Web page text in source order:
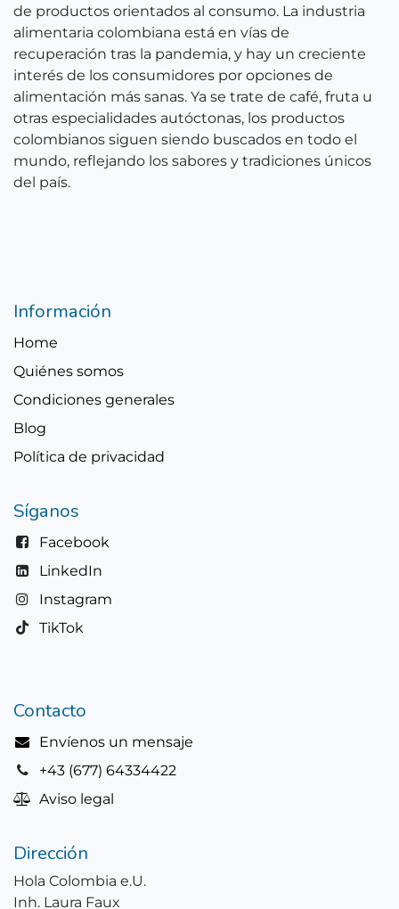
de productos orientados al consumo. La industria
alimentaria colombiana está en vías de
recuperación tras la pandemia, y hay un creciente
interés de los consumidores por opciones de
alimentación más sanas. Ya se trate de café, fruta u
otras especialidades autóctonas, los productos
colombianos siguen siendo buscados en todo el
mundo, reflejando los sabores y tradiciones únicos
del país.
Información
Home
Quiénes somos
Condiciones generales
Blog
Política de privacidad
Síganos
Facebook
LinkedIn
Instagram
TikTok
Contacto
Envíenos un mensaje
+43 (677) 64334422
Aviso legal
Dirección
Hola Colombia e.U.
Inh. Laura Faux